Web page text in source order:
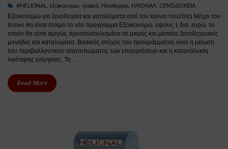
#HELIONAL, εξοικονομω, ηλιακά, Ηλιοθερμια, ΗΛΙΟΝΑΛ, ΞΕΝΟΔΟΧΕΙΑ
Εξοικονομώ για ξενοδοχεία και καταλύματα από τον Ιούνιο του2021 Μέχρι τον
Ιούνιο θα είναι έτοιμο το νέο πρόγραμμα Εξοικονομώ, ύψους 1 δισ. ευρώ, το
οποίο θα είναι αμιγώς προσανατολισμένο σε μικρές και μεσαίες ξενοδοχειακές
μονάδες και καταλύματα. Βασικός στόχος του προγράμματος είναι η μείωση
του περιβαλλοντικού αποτυπώματος των επιχειρήσεων και η κατανάλωση
λιγότερης ενέργειας. Τη ...
Read More